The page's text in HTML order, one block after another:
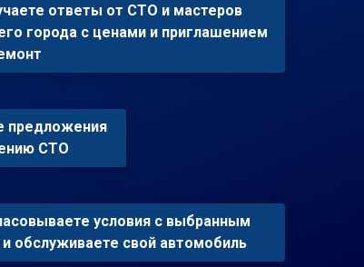
ответы от СТО и мастеров
города с ценами и приглашением
предложения
СТО
условия с выбранным
обслуживаете свой автомобиль